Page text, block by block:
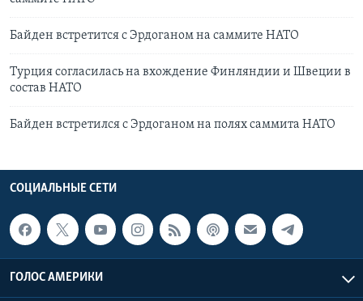
Байден встретится с Эрдоганом на саммите НАТО
Турция согласилась на вхождение Финляндии и Швеции в
состав НАТО
Байден встретился с Эрдоганом на полях саммита НАТО
СОЦИАЛЬНЫЕ СЕТИ
ГОЛОС АМЕРИКИ